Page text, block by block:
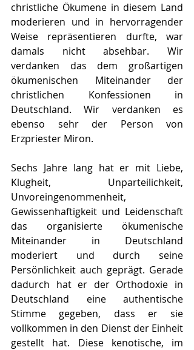
christliche Ökumene in diesem Land
moderieren und in hervorragender
Weise repräsentieren durfte, war
damals nicht absehbar. Wir
verdanken das dem großartigen
ökumenischen Miteinander der
christlichen Konfessionen in
Deutschland. Wir verdanken es
ebenso sehr der Person von
Erzpriester Miron.
Sechs Jahre lang hat er mit Liebe,
Klugheit, Unparteilichkeit,
Unvoreingenommenheit,
Gewissenhaftigkeit und Leidenschaft
das organisierte ökumenische
Miteinander in Deutschland
moderiert und durch seine
Persönlichkeit auch geprägt. Gerade
dadurch hat er der Orthodoxie in
Deutschland eine authentische
Stimme gegeben, dass er sie
vollkommen in den Dienst der Einheit
gestellt hat. Diese kenotische, im